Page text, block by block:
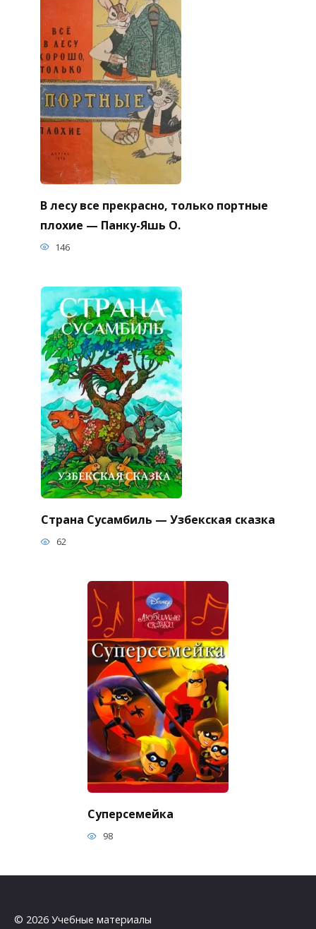
В лесу все прекрасно, только портные
плохие — Панку-Яшь О.
146
Страна Сусамбиль — Узбекская сказка
62
Суперсемейка
98
© 2026 Учебные материалы